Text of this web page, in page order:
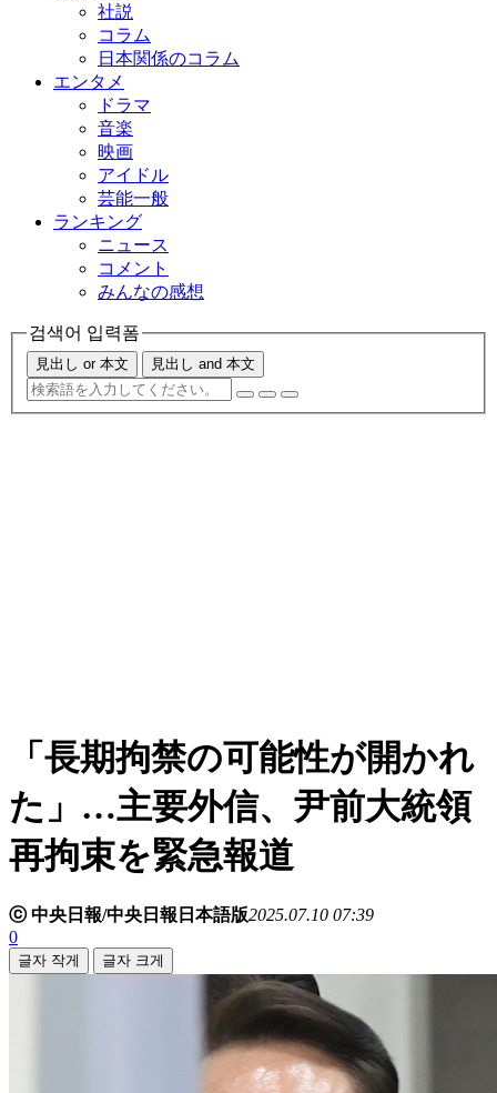
社説
コラム
日本関係のコラム
エンタメ
ドラマ
音楽
映画
アイドル
芸能一般
ランキング
ニュース
コメント
みんなの感想
검색어 입력폼
見出し or 本文 見出し and 本文
「長期拘禁の可能性が開かれ
た」…主要外信、尹前大統領
再拘束を緊急報道
ⓒ 中央日報/中央日報日本語版2025.07.10 07:39
0
글자 작게 글자 크게